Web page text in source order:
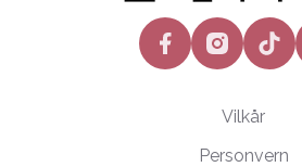
facebookinstagramtiktok
Vilkår
Personvern